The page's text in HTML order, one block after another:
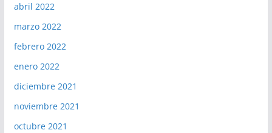
abril 2022
marzo 2022
febrero 2022
enero 2022
diciembre 2021
noviembre 2021
octubre 2021